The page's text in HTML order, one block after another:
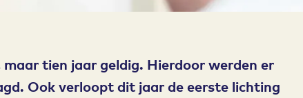
tien jaar geldig. Hierdoor werden er
Ook verloopt dit jaar de eerste lichting